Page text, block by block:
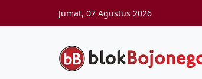
Jumat, 07 Agustus 2026